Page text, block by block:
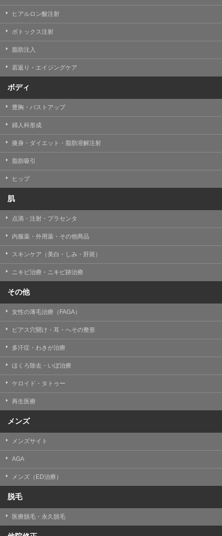
ヒアルロン酸注射
ボトックス注射
脂肪注入
若返り・エイジングケア
ボディ
豊胸・バストアップ
婦人科形成
痩身・ダイエット・脂肪溶解注射
脂肪吸引
ヒップ
肌
点滴・注射・プラセンタ
内服薬・外用薬・その他商品
スキンケア（美白・しみ・肝斑）
ニキビ治療・ニキビ跡治療
その他
女性の薄毛治療（FAGA）
ピアス穴開け・耳・へその整形
多汗症・わきが治療
ほくろ除去・いぼ治療
ケロイド・タトゥー
再生医療
メンズ
メンズサイト
AGA
メンズ（ED治療）
脱毛
医療脱毛・永久脱毛